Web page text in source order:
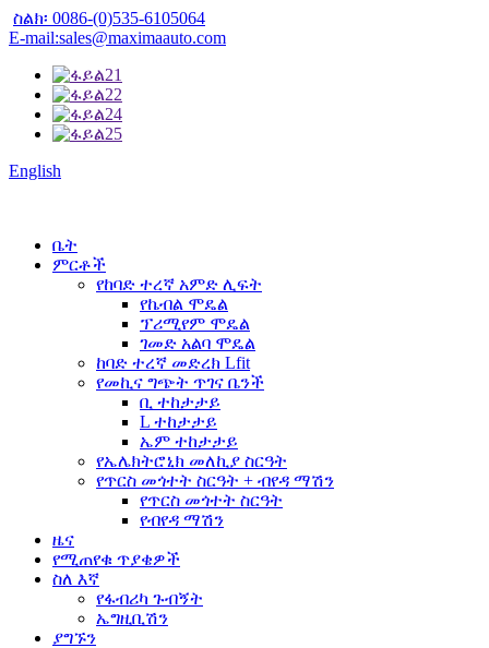
ስልክ፡ 0086-(0)535-6105064
E-mail:sales@maximaauto.com
English
ቤት
ምርቶች
የከባድ ተረኛ አምድ ሊፍት
የኬብል ሞዴል
ፕሪሚየም ሞዴል
ገመድ አልባ ሞዴል
ከባድ ተረኛ መድረክ Lfit
የመኪና ግጭት ጥገና ቤንች
ቢ ተከታታይ
L ተከታታይ
ኤም ተከታታይ
የኤሌክትሮኒክ መለኪያ ስርዓት
የጥርስ መጎተት ስርዓት + ብየዳ ማሽን
የጥርስ መጎተት ስርዓት
የብየዳ ማሽን
ዜና
የሚጠየቁ ጥያቄዎች
ስለ እኛ
የፋብሪካ ጉብኝት
ኤግዚቢሽን
ያግኙን